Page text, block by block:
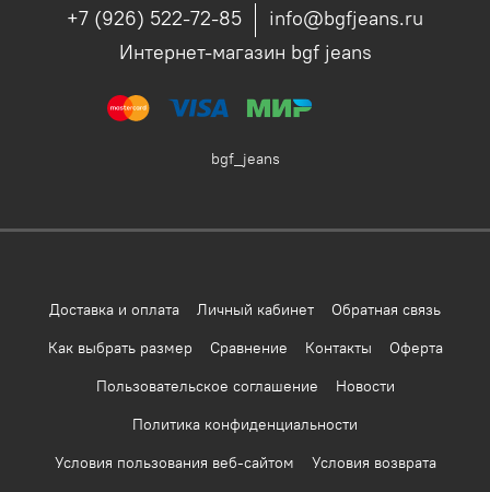
+7 (926) 522-72-85
info@bgfjeans.ru
Интернет-магазин bgf jeans
bgf_jeans
Доставка и оплата Личный кабинет
Обратная связь
Как выбрать размер
Сравнение Контакты
Оферта
Пользовательское соглашение
Новости
Политика конфиденциальности
Условия пользования веб-сайтом
Условия возврата